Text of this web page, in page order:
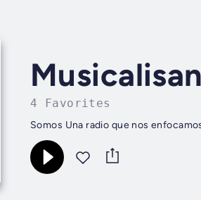
4 Favorites
Somos Una radio que nos